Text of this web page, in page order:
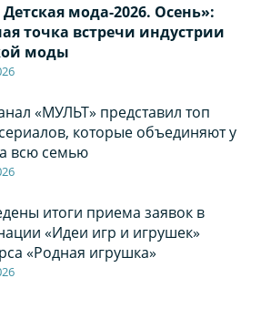
Детская мода-2026. Осень»:
точка встречи индустрии
моды
«МУЛЬТ» представил топ
которые объединяют у
всю семью
итоги приема заявок в
«Идеи игр и игрушек»
«Родная игрушка»